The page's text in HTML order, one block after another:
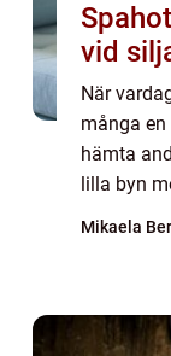
Spahotell
vid
När
många
hämta
lilla byn
Mikaela